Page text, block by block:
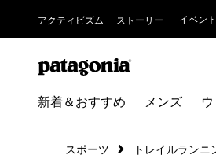
アクティビズム ストーリー イベント
新着＆おすすめ メンズ
スポーツ トレイルランニ